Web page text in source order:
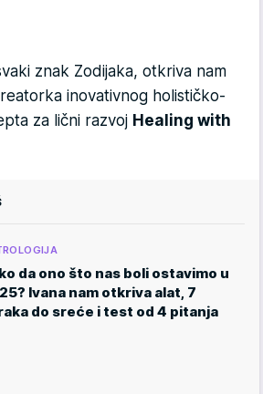
znak Zodijaka, otkriva nam
inovativnog holističko-
za lični razvoj Healing with
da ono što nas boli ostavimo u
Ivana nam otkriva alat, 7
do sreće i test od 4 pitanja